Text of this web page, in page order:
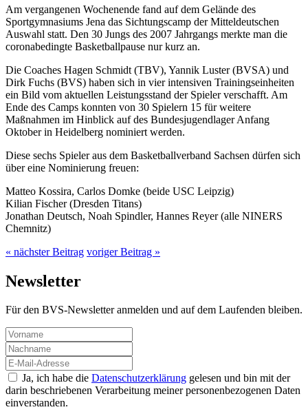
Am vergangenen Wochenende fand auf dem Gelände des
Sportgymnasiums Jena das Sichtungscamp der Mitteldeutschen
Auswahl statt. Den 30 Jungs des 2007 Jahrgangs merkte man die
coronabedingte Basketballpause nur kurz an.
Die Coaches Hagen Schmidt (TBV), Yannik Luster (BVSA) und
Dirk Fuchs (BVS) haben sich in vier intensiven Trainingseinheiten
ein Bild vom aktuellen Leistungsstand der Spieler verschafft. Am
Ende des Camps konnten von 30 Spielern 15 für weitere
Maßnahmen im Hinblick auf des Bundesjugendlager Anfang
Oktober in Heidelberg nominiert werden.
Diese sechs Spieler aus dem Basketballverband Sachsen dürfen sich
über eine Nominierung freuen:
Matteo Kossira, Carlos Domke (beide USC Leipzig)
Kilian Fischer (Dresden Titans)
Jonathan Deutsch, Noah Spindler, Hannes Reyer (alle NINERS
Chemnitz)
« nächster Beitrag voriger Beitrag »
Newsletter
Für den BVS-Newsletter anmelden und auf dem Laufenden bleiben.
Ja, ich habe die Datenschutzerklärung gelesen und bin mit der
darin beschriebenen Verarbeitung meiner personenbezogenen Daten
einverstanden.